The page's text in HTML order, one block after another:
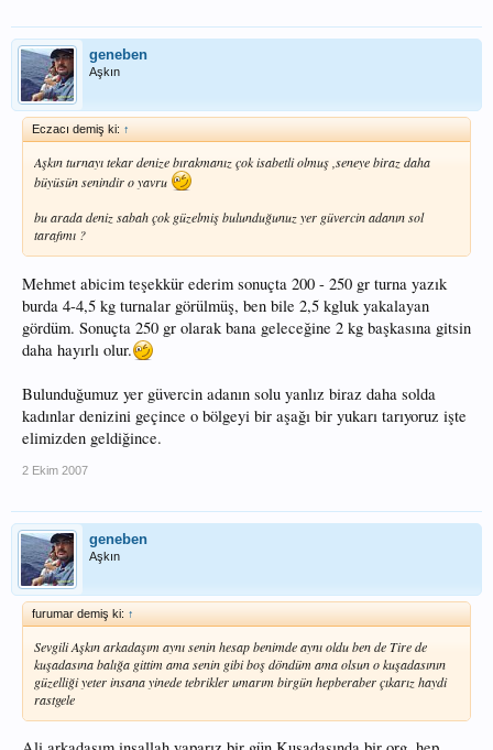
geneben
Aşkın
Eczacı demiş ki: ↑
Aşkın turnayı tekar denize bırakmanız çok isabetli olmuş ,seneye biraz daha
büyüsün senindir o yavru
bu arada deniz sabah çok güzelmiş bulunduğunuz yer güvercin adanın sol
tarafımı ?
Mehmet abicim teşekkür ederim sonuçta 200 - 250 gr turna yazık
burda 4-4,5 kg turnalar görülmüş, ben bile 2,5 kgluk yakalayan
gördüm. Sonuçta 250 gr olarak bana geleceğine 2 kg başkasına gitsin
daha hayırlı olur.
Bulunduğumuz yer güvercin adanın solu yanlız biraz daha solda
kadınlar denizini geçince o bölgeyi bir aşağı bir yukarı tarıyoruz işte
elimizden geldiğince.
2 Ekim 2007
geneben
Aşkın
furumar demiş ki: ↑
Sevgili Aşkın arkadaşım aynı senin hesap benimde aynı oldu ben de Tire de
kuşadasına balığa gittim ama senin gibi boş döndüm ama olsun o kuşadasının
güzelliği yeter insana yinede tebrikler umarım birgün hepberaber çıkarız haydi
rastgele